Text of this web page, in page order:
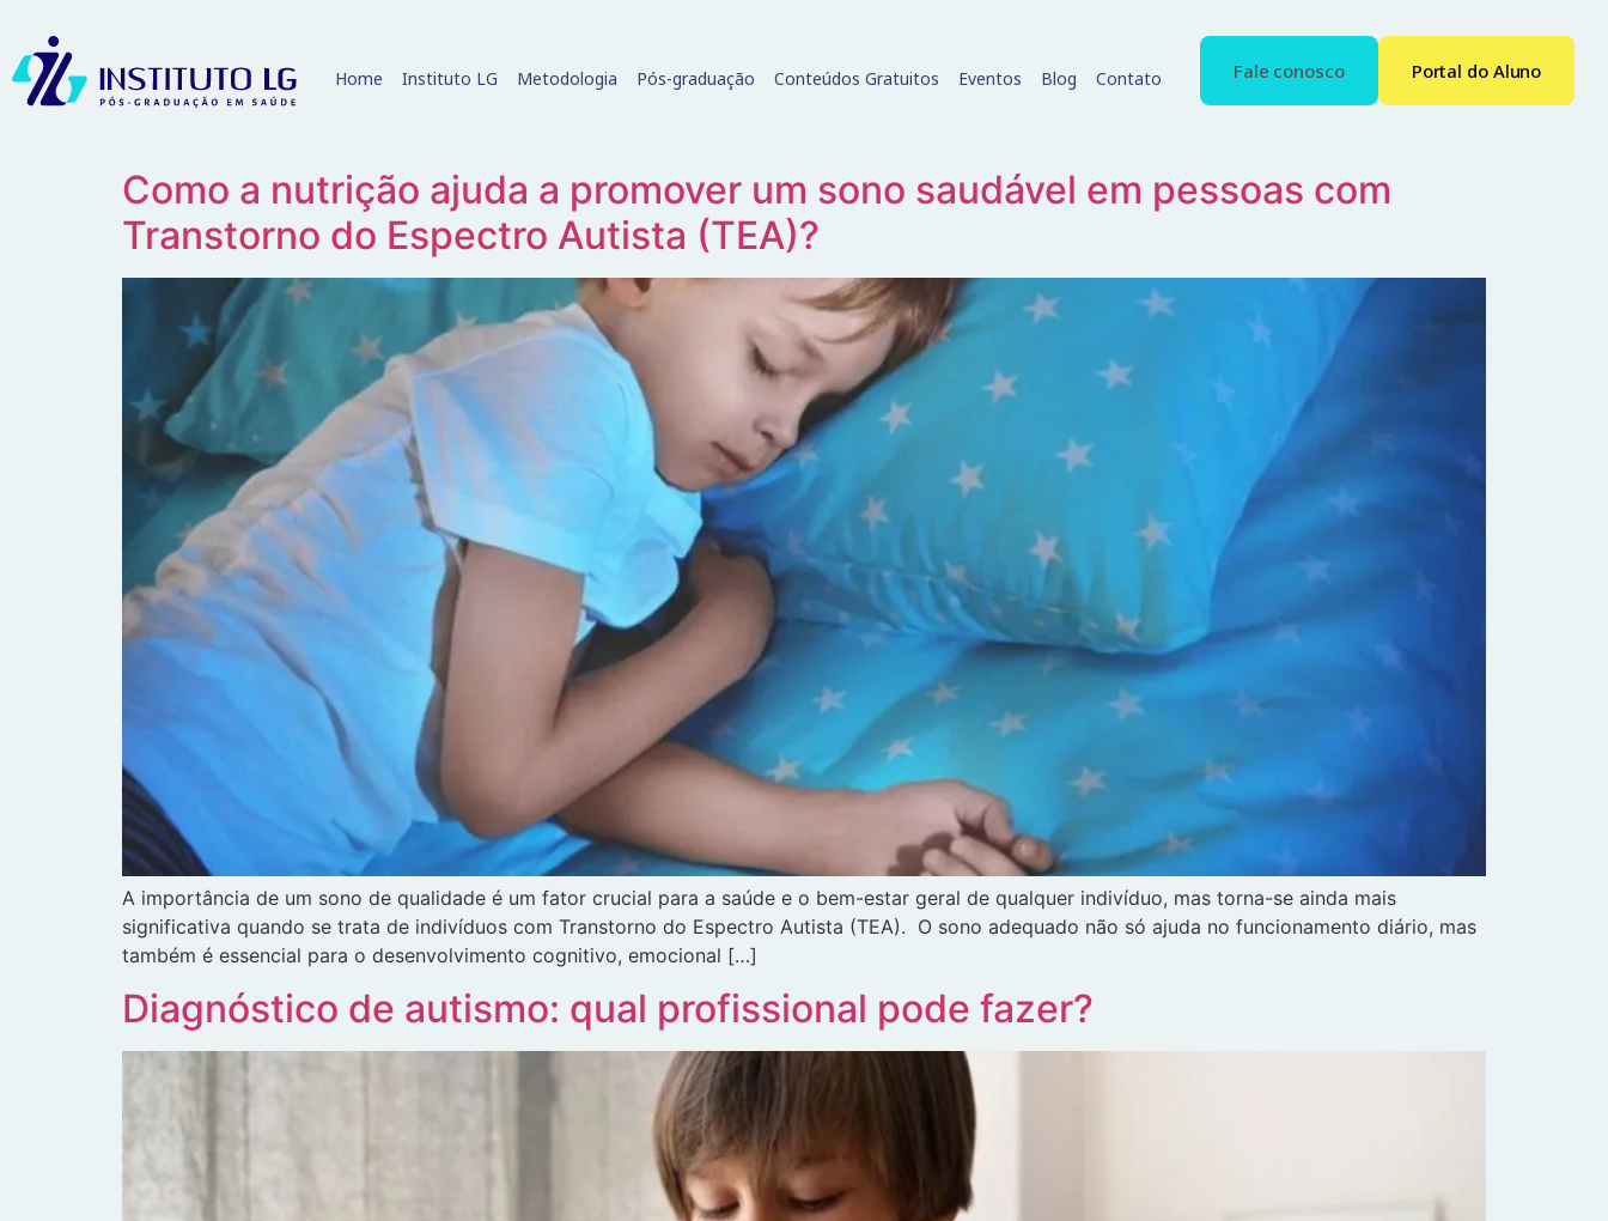
Home Instituto LG Metodologia Pós-graduação Conteúdos Gratuitos Eventos Blog Contato Fale conosco Portal do Aluno
Como a nutrição ajuda a promover um sono saudável em pessoas com
Transtorno do Espectro Autista (TEA)?
A importância de um sono de qualidade é um fator crucial para a saúde e o bem-estar geral de qualquer indivíduo, mas torna-se ainda mais
significativa quando se trata de indivíduos com Transtorno do Espectro Autista (TEA). O sono adequado não só ajuda no funcionamento diário, mas
também é essencial para o desenvolvimento cognitivo, emocional […]
Diagnóstico de autismo: qual profissional pode fazer?